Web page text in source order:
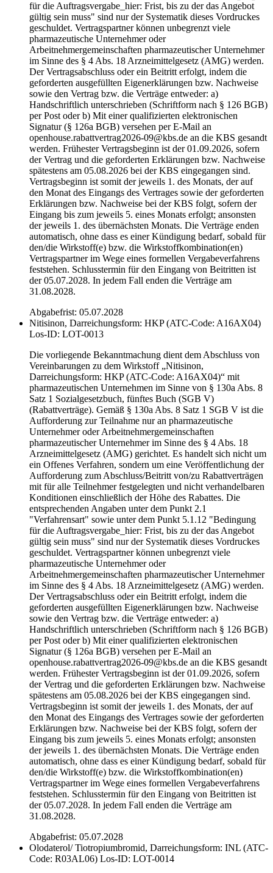
für die Auftragsvergabe_hier: Frist, bis zu der das Angebot
gültig sein muss" sind nur der Systematik dieses Vordruckes
geschuldet. Vertragspartner können unbegrenzt viele
pharmazeutische Unternehmer oder
Arbeitnehmergemeinschaften pharmazeutischer Unternehmer
im Sinne des § 4 Abs. 18 Arzneimittelgesetz (AMG) werden.
Der Vertragsabschluss oder ein Beitritt erfolgt, indem die
geforderten ausgefüllten Eigenerklärungen bzw. Nachweise
sowie den Vertrag bzw. die Verträge entweder: a)
Handschriftlich unterschrieben (Schriftform nach § 126 BGB)
per Post oder b) Mit einer qualifizierten elektronischen
Signatur (§ 126a BGB) versehen per E-Mail an
openhouse.rabattvertrag2026-09@kbs.de an die KBS gesandt
werden. Frühester Vertragsbeginn ist der 01.09.2026, sofern
der Vertrag und die geforderten Erklärungen bzw. Nachweise
spätestens am 05.08.2026 bei der KBS eingegangen sind.
Vertragsbeginn ist somit der jeweils 1. des Monats, der auf
den Monat des Eingangs des Vertrages sowie der geforderten
Erklärungen bzw. Nachweise bei der KBS folgt, sofern der
Eingang bis zum jeweils 5. eines Monats erfolgt; ansonsten
der jeweils 1. des übernächsten Monats. Die Verträge enden
automatisch, ohne dass es einer Kündigung bedarf, sobald für
den/die Wirkstoff(e) bzw. die Wirkstoffkombination(en)
Vertragspartner im Wege eines formellen Vergabeverfahrens
feststehen. Schlusstermin für den Eingang von Beitritten ist
der 05.07.2028. In jedem Fall enden die Verträge am
31.08.2028.
Abgabefrist: 05.07.2028
Nitisinon, Darreichungsform: HKP (ATC-Code: A16AX04)
Los-ID: LOT-0013
Die vorliegende Bekanntmachung dient dem Abschluss von
Vereinbarungen zu dem Wirkstoff „Nitisinon,
Darreichungsform: HKP (ATC-Code: A16AX04)“ mit
pharmazeutischen Unternehmen im Sinne von § 130a Abs. 8
Satz 1 Sozialgesetzbuch, fünftes Buch (SGB V)
(Rabattverträge). Gemäß § 130a Abs. 8 Satz 1 SGB V ist die
Aufforderung zur Teilnahme nur an pharmazeutische
Unternehmer oder Arbeitnehmergemeinschaften
pharmazeutischer Unternehmer im Sinne des § 4 Abs. 18
Arzneimittelgesetz (AMG) gerichtet. Es handelt sich nicht um
ein Offenes Verfahren, sondern um eine Veröffentlichung der
Aufforderung zum Abschluss/Beitritt von/zu Rabattverträgen
mit für alle Teilnehmer festgelegten und nicht verhandelbaren
Konditionen einschließlich der Höhe des Rabattes. Die
entsprechenden Angaben unter dem Punkt 2.1
"Verfahrensart" sowie unter dem Punkt 5.1.12 "Bedingung
für die Auftragsvergabe_hier: Frist, bis zu der das Angebot
gültig sein muss" sind nur der Systematik dieses Vordruckes
geschuldet. Vertragspartner können unbegrenzt viele
pharmazeutische Unternehmer oder
Arbeitnehmergemeinschaften pharmazeutischer Unternehmer
im Sinne des § 4 Abs. 18 Arzneimittelgesetz (AMG) werden.
Der Vertragsabschluss oder ein Beitritt erfolgt, indem die
geforderten ausgefüllten Eigenerklärungen bzw. Nachweise
sowie den Vertrag bzw. die Verträge entweder: a)
Handschriftlich unterschrieben (Schriftform nach § 126 BGB)
per Post oder b) Mit einer qualifizierten elektronischen
Signatur (§ 126a BGB) versehen per E-Mail an
openhouse.rabattvertrag2026-09@kbs.de an die KBS gesandt
werden. Frühester Vertragsbeginn ist der 01.09.2026, sofern
der Vertrag und die geforderten Erklärungen bzw. Nachweise
spätestens am 05.08.2026 bei der KBS eingegangen sind.
Vertragsbeginn ist somit der jeweils 1. des Monats, der auf
den Monat des Eingangs des Vertrages sowie der geforderten
Erklärungen bzw. Nachweise bei der KBS folgt, sofern der
Eingang bis zum jeweils 5. eines Monats erfolgt; ansonsten
der jeweils 1. des übernächsten Monats. Die Verträge enden
automatisch, ohne dass es einer Kündigung bedarf, sobald für
den/die Wirkstoff(e) bzw. die Wirkstoffkombination(en)
Vertragspartner im Wege eines formellen Vergabeverfahrens
feststehen. Schlusstermin für den Eingang von Beitritten ist
der 05.07.2028. In jedem Fall enden die Verträge am
31.08.2028.
Abgabefrist: 05.07.2028
Olodaterol/ Tiotropiumbromid, Darreichungsform: INL (ATC-
Code: R03AL06) Los-ID: LOT-0014